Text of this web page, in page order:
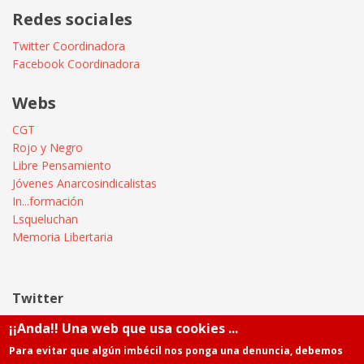
Redes sociales
Twitter Coordinadora
Facebook Coordinadora
Webs
CGT
Rojo y Negro
Libre Pensamiento
Jóvenes Anarcosindicalistas
In...formación
Lsqueluchan
Memoria Libertaria
Twitter
Tweets by @Informatica_CGT
¡¡Anda!! Una web que usa cookies ...
Para evitar que algún imbécil nos ponga una denuncia, debemos